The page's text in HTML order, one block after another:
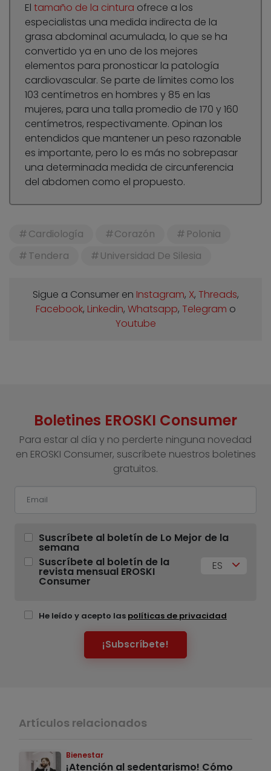
El tamaño de la cintura ofrece a los
especialistas una medida indirecta de la
grasa abdominal acumulada, lo que se ha
convertido ya en uno de los mejores
elementos para pronosticar la patología
cardiovascular. Se parte de límites como los
103 centímetros en hombres y 85 en las
mujeres, para una talla promedio de 170 y 160
centímetros, respectivamente. Opinan los
entendidos que mantener un peso razonable
es importante, pero lo es más no sobrepasar
una determinada medida de circunferencia
del abdomen como el propuesto.
Cardiología Corazón
Polonia
Tendera
Universidad De Silesia
Sigue a Consumer en Instagram, X, Threads,
Facebook, Linkedin, Whatsapp, Telegram o
Youtube
Boletines EROSKI Consumer
Para estar al día y no perderte ninguna novedad
en EROSKI Consumer, suscríbete nuestros boletines
gratuitos.
Suscríbete al boletín de Lo Mejor de la
semana
Suscríbete al boletín de la
revista mensual EROSKI
Consumer
ES
He leído y acepto las políticas de privacidad
¡Subscríbete!
Artículos relacionados
Bienestar
¡Atención al sedentarismo! Cómo